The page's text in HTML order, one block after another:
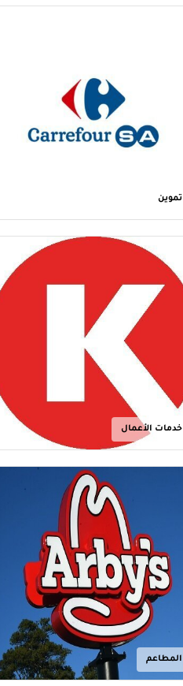
تموين
خدمات الأعمال
المطاعم